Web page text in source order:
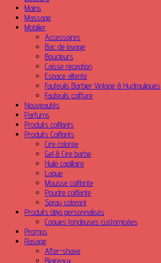
Mains
Massage
Mobilier
Accessoires
Bac de lavage
Boucleurs
Caisse reception
Espace attente
Fauteuils Barbier Vintage & Hydrauliques
Fauteuils coiffure
Nouveautés
Parfums
Produits coiffants
Produits Coiffants
Cire colorée
Gel & Cire barbe
Huile capillaire
Laque
Mousse coiffante
Poudre coiffante
Spray colorant
Produits déjà personnalisés
Coques tondeuses customisées
Promos
Rasage
After-shave
Blaireaux